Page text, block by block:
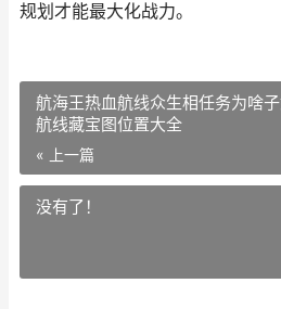
规划才能最大化战力。
航海王热血航线众生相任务为啥
航线藏宝图位置大全
« 上一篇
没有了！